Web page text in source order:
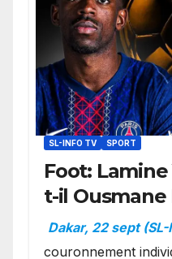
SL-INFO TV SPORT
Foot:
t-il
Ballon d’or ?
Dakar, 22 sept (SL-
couronnement